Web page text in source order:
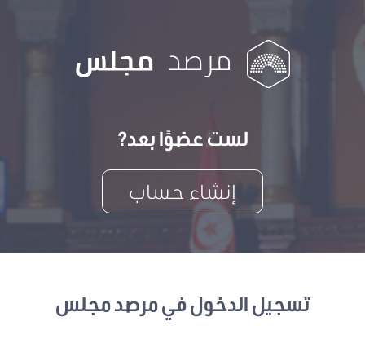
لست عضوًا بعد?
إنشاء حساب
تسجيل الدخول في مرصد مجلس